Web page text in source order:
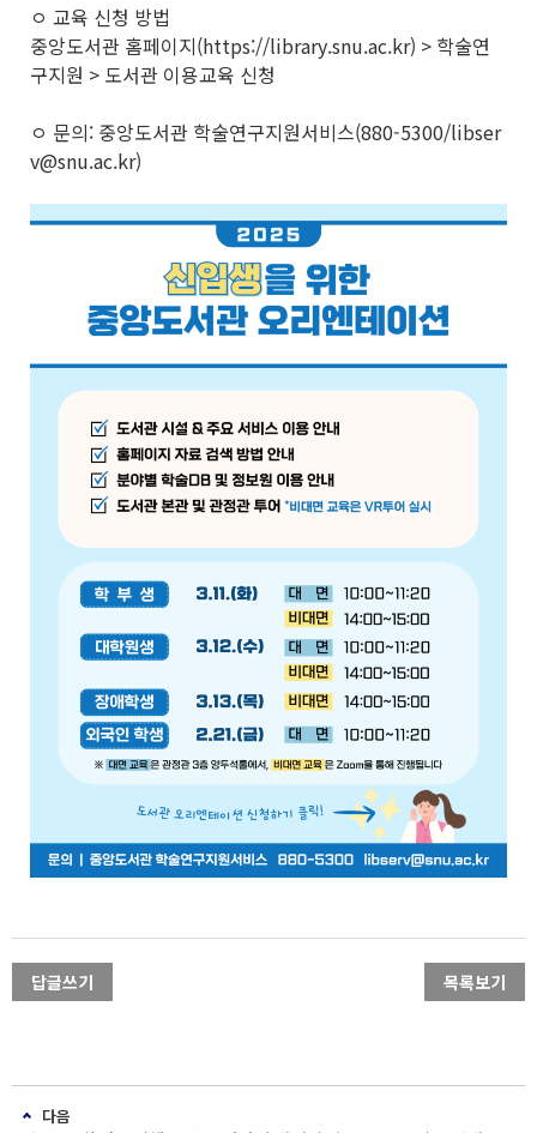
ㅇ 교육 신청 방법
중앙도서관 홈페이지(https://library.snu.ac.kr) > 학술연
구지원 > 도서관 이용교육 신청
ㅇ 문의: 중앙도서관 학술연구지원서비스(880-5300/libser
v@snu.ac.kr)
답글쓰기 목록보기
다음